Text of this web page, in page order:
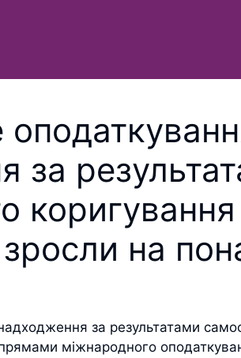
за
зросли на
за результатами
міжнародного